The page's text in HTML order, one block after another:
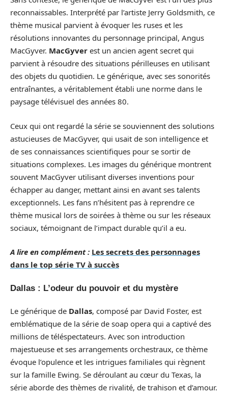
reconnaissables. Interprété par l’artiste Jerry Goldsmith, ce
thème musical parvient à évoquer les ruses et les
résolutions innovantes du personnage principal, Angus
MacGyver. MacGyver est un ancien agent secret qui
parvient à résoudre des situations périlleuses en utilisant
des objets du quotidien. Le générique, avec ses sonorités
entraînantes, a véritablement établi une norme dans le
paysage télévisuel des années 80.
Ceux qui ont regardé la série se souviennent des solutions
astucieuses de MacGyver, qui usait de son intelligence et
de ses connaissances scientifiques pour se sortir de
situations complexes. Les images du générique montrent
souvent MacGyver utilisant diverses inventions pour
échapper au danger, mettant ainsi en avant ses talents
exceptionnels. Les fans n’hésitent pas à reprendre ce
thème musical lors de soirées à thème ou sur les réseaux
sociaux, témoignant de l’impact durable qu’il a eu.
A lire en complément : Les secrets des personnages
dans le top série TV à succès
Dallas : L’odeur du pouvoir et du mystère
Le générique de Dallas, composé par David Foster, est
emblématique de la série de soap opera qui a captivé des
millions de téléspectateurs. Avec son introduction
majestueuse et ses arrangements orchestraux, ce thème
évoque l’opulence et les intrigues familiales qui règnent
sur la famille Ewing. Se déroulant au cœur du Texas, la
série aborde des thèmes de rivalité, de trahison et d’amour.